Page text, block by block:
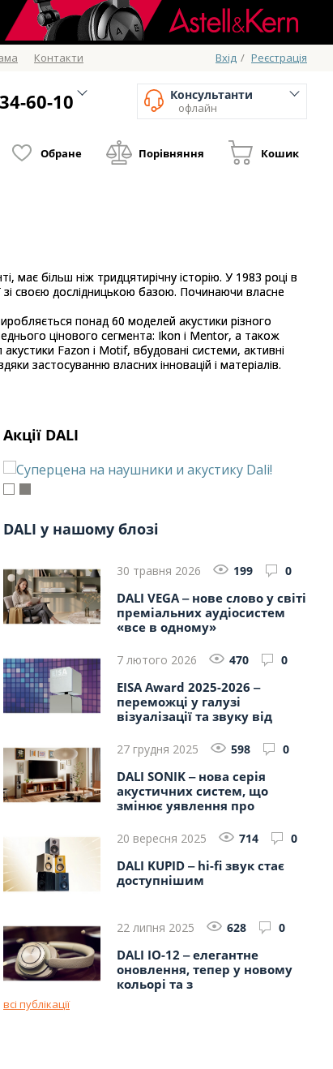
Контакти Вхід / Реєстрація
60-10 Консультанти
офлайн
Обране Порівняння Кошик
має більш ніж тридцятирічну історію. У 1983 році в
своєю дослідницькою базою. Починаючи власне
понад 60 моделей акустики різного
цінового сегмента: Ikon і Mentor, а також
Fazon і Motif, вбудовані системи, активні
застосуванню власних інновацій і матеріалів.
Акції DALI
DALI у нашому блозі
30 травня 2026 199 0
DALI VEGA ‒ нове слово у світі
преміальних аудіосистем
«все в одному»
7 лютого 2026 470 0
EISA Award 2025-2026 ‒
переможці у галузі
візуалізації та звуку від
27 грудня 2025 598 0
DALI SONIK ‒ нова серія
акустичних систем, що
змінює уявлення про
20 вересня 2025 714 0
DALI KUPID ‒ hi-fi звук стає
доступнішим
22 липня 2025 628 0
DALI IO-12 ‒ елегантне
оновлення, тепер у новому
кольорі та з
всі публікації